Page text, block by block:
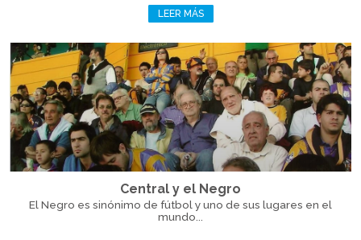
LEER MÁS
Central y el Negro
El Negro es sinónimo de fútbol y uno de sus lugares en el
mundo...